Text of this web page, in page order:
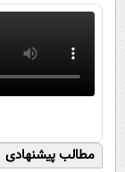
مطالب پیشنهادی